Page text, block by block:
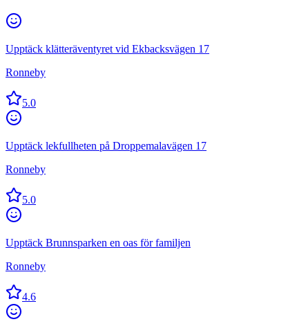
Upptäck klätteräventyret vid Ekbacksvägen 17
Ronneby
5.0
Upptäck lekfullheten på Droppemalavägen 17
Ronneby
5.0
Upptäck Brunnsparken en oas för familjen
Ronneby
4.6